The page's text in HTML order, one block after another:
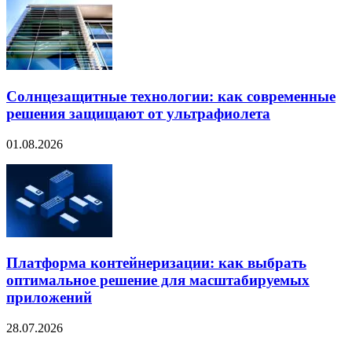
Солнцезащитные технологии: как современные
решения защищают от ультрафиолета
01.08.2026
Платформа контейнеризации: как выбрать
оптимальное решение для масштабируемых
приложений
28.07.2026